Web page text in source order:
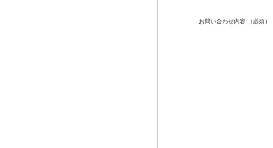
お問い合わせ内容 （必須）